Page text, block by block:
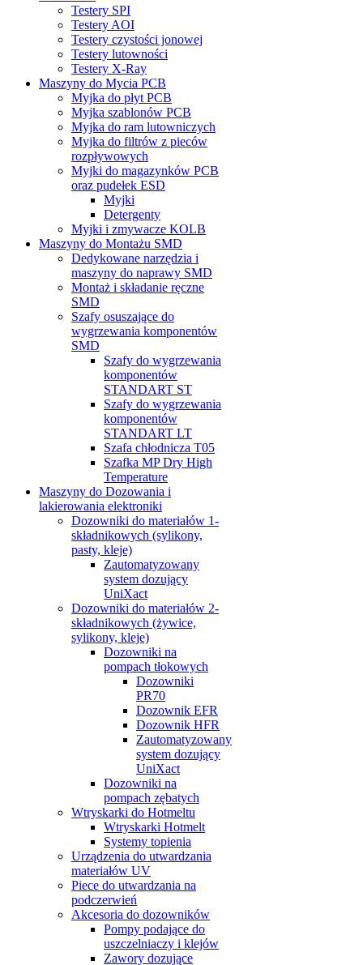
Testery SPI
Testery AOI
Testery czystości jonowej
Testery lutowności
Testery X-Ray
Maszyny do Mycia PCB
Myjka do płyt PCB
Myjka szablonów PCB
Myjka do ram lutowniczych
Myjka do filtrów z pieców
rozpływowych
Myjki do magazynków PCB
oraz pudełek ESD
Myjki
Detergenty
Myjki i zmywacze KOLB
Maszyny do Montażu SMD
Dedykowane narzędzia i
maszyny do naprawy SMD
Montaż i składanie ręczne
SMD
Szafy osuszające do
wygrzewania komponentów
SMD
Szafy do wygrzewania
komponentów
STANDART ST
Szafy do wygrzewania
komponentów
STANDART LT
Szafa chłodnicza T05
Szafka MP Dry High
Temperature
Maszyny do Dozowania i
lakierowania elektroniki
Dozowniki do materiałów 1-
składnikowych (sylikony,
pasty, kleje)
Zautomatyzowany
system dozujący
UniXact
Dozowniki do materiałów 2-
składnikowych (żywice,
sylikony, kleje)
Dozowniki na
pompach tłokowych
Dozowniki
PR70
Dozownik EFR
Dozownik HFR
Zautomatyzowany
system dozujący
UniXact
Dozowniki na
pompach zębatych
Wtryskarki do Hotmeltu
Wtryskarki Hotmelt
Systemy topienia
Urządzenia do utwardzania
materiałów UV
Piece do utwardzania na
podczerwień
Akcesoria do dozowników
Pompy podające do
uszczelniaczy i klejów
Zawory dozujące